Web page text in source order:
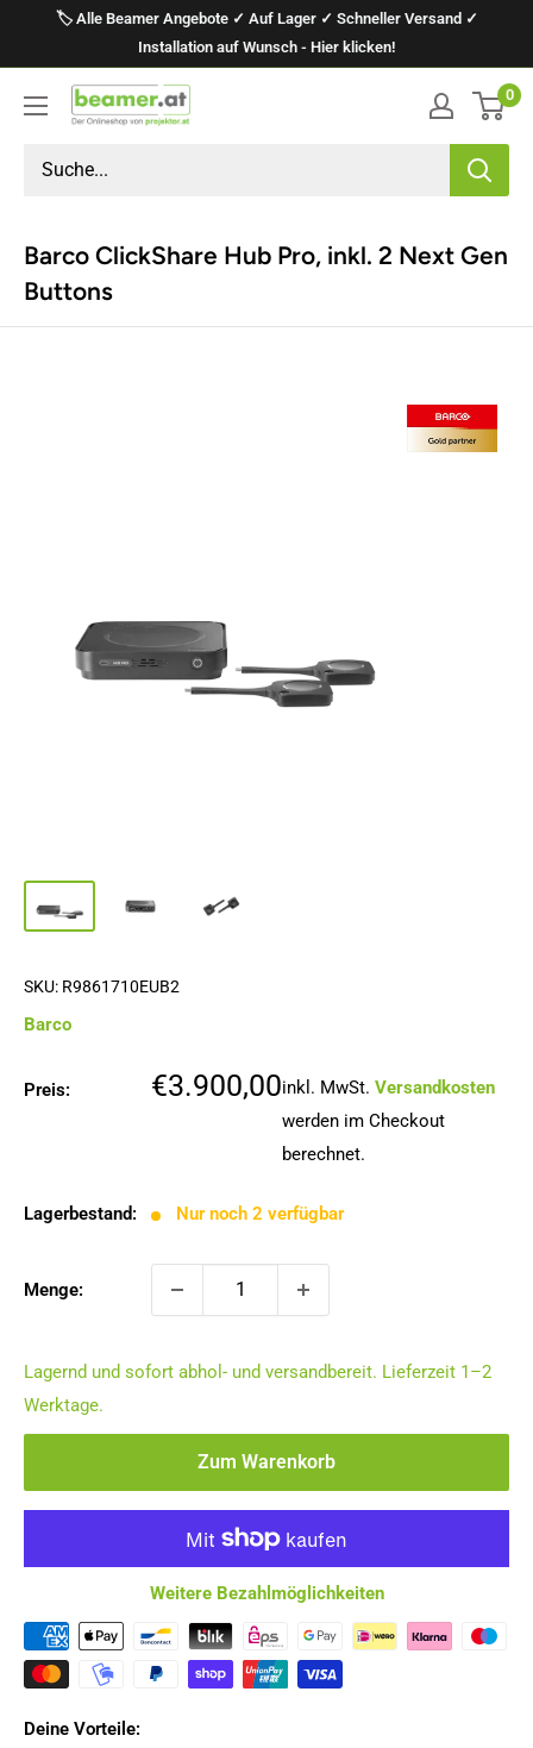
🏷️ Alle Beamer Angebote ✓ Auf Lager ✓ Schneller Versand ✓
Installation auf Wunsch - Hier klicken!
projektor.at
Präsentationstechnik
GmbH
0
Barco ClickShare Hub Pro, inkl. 2 Next Gen
Buttons
SKU: R9861710EUB2
Barco
Preis: Sonderpreis
€3.900,00inkl. MwSt. Versandkosten
werden im Checkout
berechnet.
Lagerbestand: Nur noch 2 verfügbar
Menge:
Lagernd und sofort abhol- und versandbereit. Lieferzeit 1–2
Werktage.
Zum Warenkorb
Weitere Bezahlmöglichkeiten
Deine Vorteile: